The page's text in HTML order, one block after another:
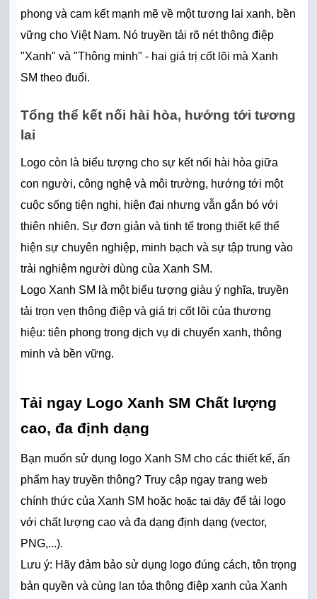
phong và cam kết mạnh mẽ về một tương lai xanh, bền
vững cho Việt Nam. Nó truyền tải rõ nét thông điệp
"Xanh" và "Thông minh" - hai giá trị cốt lõi mà Xanh
SM theo đuổi.
Tổng thể kết nối hài hòa, hướng tới tương
lai
Logo còn là biểu tượng cho sự kết nối hài hòa giữa
con người, công nghệ và môi trường, hướng tới một
cuộc sống tiện nghi, hiện đại nhưng vẫn gắn bó với
thiên nhiên. Sự đơn giản và tinh tế trong thiết kế thể
hiện sự chuyên nghiệp, minh bạch và sự tập trung vào
trải nghiệm người dùng của Xanh SM.
Logo Xanh SM là một biểu tượng giàu ý nghĩa, truyền
tải trọn vẹn thông điệp và giá trị cốt lõi của thương
hiệu: tiên phong trong dịch vụ di chuyển xanh, thông
minh và bền vững.
Tải ngay Logo Xanh SM Chất lượng
cao, đa định dạng
Bạn muốn sử dụng logo Xanh SM cho các thiết kế, ấn
phẩm hay truyền thông? Truy cập ngay trang web
chính thức của Xanh SM hoặc hoặc tại đây để tải logo
với chất lượng cao và đa dạng định dạng (vector,
PNG,...).
Lưu ý: Hãy đảm bảo sử dụng logo đúng cách, tôn trọng
bản quyền và cùng lan tỏa thông điệp xanh của Xanh